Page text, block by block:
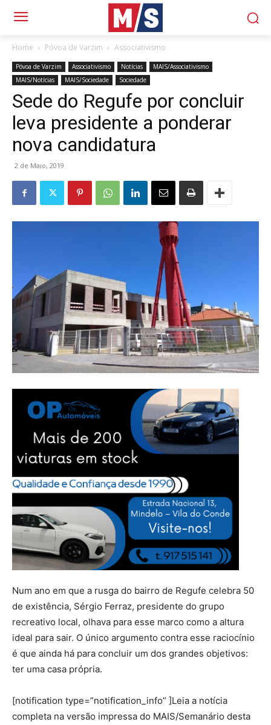
Home Póvoa de Varzim Associativismo
Póvoa de Varzim Associativismo Notícias
MAIS/Associativismo
MAIS/Notícias
MAIS/Sociedade Sociedade
Sede do Regufe por concluir
leva presidente a ponderar
nova candidatura
2 de Maio, 2019
Num ano em que a rusga do bairro de Regufe celebra 50
de existência, Sérgio Ferraz, presidente do grupo
recreativo local, olhava para esse marco como a altura
ideal para sair. O único argumento contra esse raciocínio
é que ainda há para concluir um dos grandes objetivos:
ter uma casa própria.
[notification type=”notification_info” ]Leia a notícia
completa na versão impressa do MAIS/Semanário desta